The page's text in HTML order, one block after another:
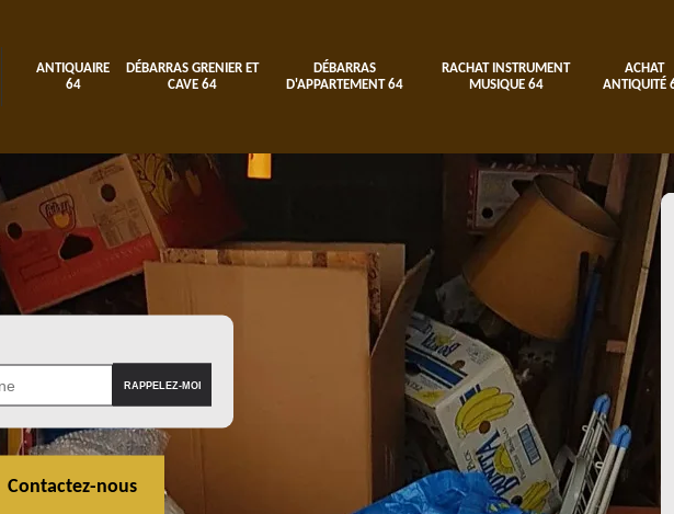
ANTIQUAIRE
64
DÉBARRAS GRENIER ET
CAVE 64
DÉBARRAS
D'APPARTEMENT 64
RACHAT INSTRUMENT
MUSIQUE 64
ACHAT
ANTIQUITÉ
Contactez-nous